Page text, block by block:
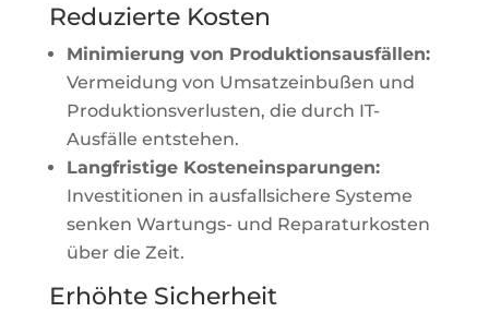
Reduzierte Kosten
Minimierung von Produktionsausfällen:
Vermeidung von Umsatzeinbußen und
Produktionsverlusten, die durch IT-
Ausfälle entstehen.
Langfristige Kosteneinsparungen:
Investitionen in ausfallsichere Systeme
senken Wartungs- und Reparaturkosten
über die Zeit.
Erhöhte Sicherheit